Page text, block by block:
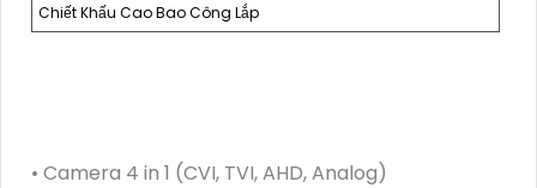
Chiết Khấu Cao Bao Công Lắp
• Camera 4 in 1 (CVI, TVI, AHD, Analog)